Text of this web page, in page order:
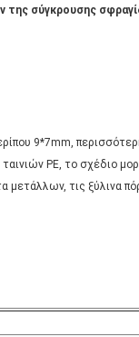
σύγκρουσης
9*7mm,
PE, το σχέδιο
τις ξύλινα